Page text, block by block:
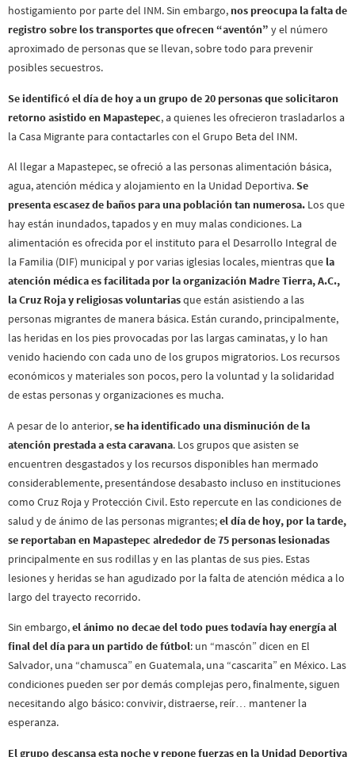
hostigamiento por parte del INM. Sin embargo, nos preocupa la falta de
registro sobre los transportes que ofrecen “aventón” y el número
aproximado de personas que se llevan, sobre todo para prevenir
posibles secuestros.
Se identificó el día de hoy a un grupo de 20 personas que solicitaron
retorno asistido en Mapastepec, a quienes les ofrecieron trasladarlos a
la Casa Migrante para contactarles con el Grupo Beta del INM.
Al llegar a Mapastepec, se ofreció a las personas alimentación básica,
agua, atención médica y alojamiento en la Unidad Deportiva.Se
presenta escasez de baños para una población tan numerosa. Los que
hay están inundados, tapados y en muy malas condiciones. La
alimentación es ofrecida por el instituto para el Desarrollo Integral de
la Familia (DIF) municipal y por varias iglesias locales, mientras que la
atención médica es facilitada por la organización Madre Tierra, A.C.,
la Cruz Roja y religiosas voluntariasque están asistiendo a las
personas migrantes de manera básica. Están curando, principalmente,
las heridas en los pies provocadas por las largas caminatas, y lo han
venido haciendo con cada uno de los grupos migratorios. Los recursos
económicos y materiales son pocos, pero la voluntad y la solidaridad
de estas personas y organizaciones es mucha.
A pesar de lo anterior,se ha identificado una disminución de la
atención prestada a esta caravana. Los grupos que asisten se
encuentren desgastados y los recursos disponibles han mermado
considerablemente, presentándose desabasto incluso en instituciones
como Cruz Roja y Protección Civil. Esto repercute en las condiciones de
salud y de ánimo de las personas migrantes;el día de hoy, por la tarde,
se reportaban en Mapastepec alrededor de 75 personas lesionadas
principalmente en sus rodillas y en las plantas de sus pies. Estas
lesiones y heridas se han agudizado por la falta de atención médica a lo
largo del trayecto recorrido.
Sin embargo,el ánimo no decae del todo pues todavía hay energía al
final del día para un partido de fútbol: un “mascón” dicen en El
Salvador, una “chamusca” en Guatemala, una “cascarita” en México. Las
condiciones pueden ser por demás complejas pero, finalmente, siguen
necesitando algo básico: convivir, distraerse, reír… mantener la
esperanza.
El grupo descansa esta noche y repone fuerzas en la Unidad Deportiva